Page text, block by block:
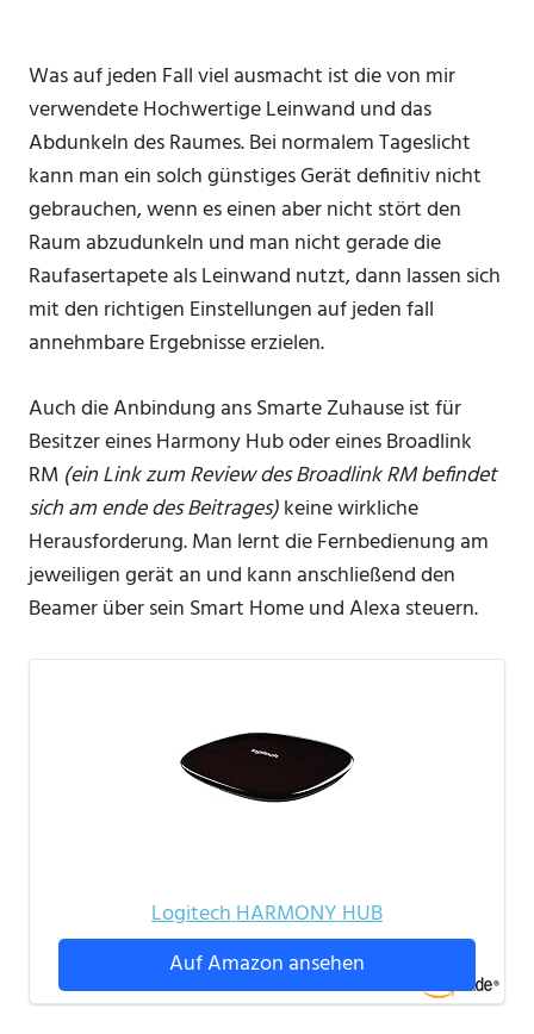
Was auf jeden Fall viel ausmacht ist die von mir
verwendete Hochwertige Leinwand und das
Abdunkeln des Raumes. Bei normalem Tageslicht
kann man ein solch günstiges Gerät definitiv nicht
gebrauchen, wenn es einen aber nicht stört den
Raum abzudunkeln und man nicht gerade die
Raufasertapete als Leinwand nutzt, dann lassen sich
mit den richtigen Einstellungen auf jeden fall
annehmbare Ergebnisse erzielen.
Auch die Anbindung ans Smarte Zuhause ist für
Besitzer eines Harmony Hub oder eines Broadlink
RM (ein Link zum Review des Broadlink RM befindet
sich am ende des Beitrages)keine wirkliche
Herausforderung. Man lernt die Fernbedienung am
jeweiligen gerät an und kann anschließend den
Beamer über sein Smart Home und Alexa steuern.
Logitech HARMONY HUB
Auf Amazon ansehen